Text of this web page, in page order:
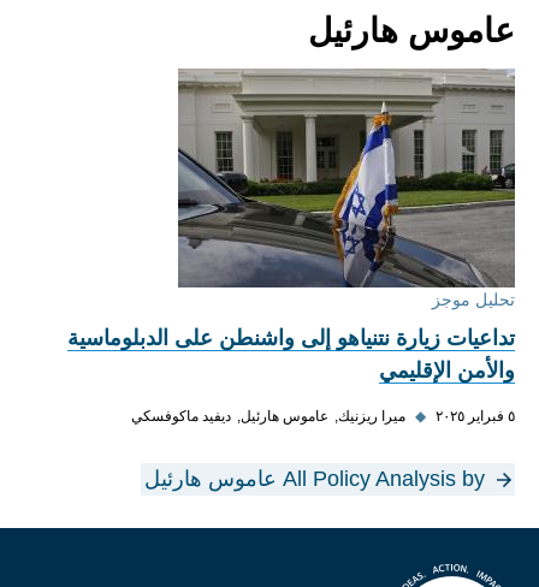
عاموس هارئيل
تحليل موجز
تداعيات زيارة نتنياهو إلى واشنطن على الدبلوماسية
والأمن الإقليمي
٥ فبراير ٢٠٢٥ ◆ ميرا ريزنيك عاموس هارئيل ديفيد ماكوفسكي
All Policy Analysis by عاموس هارئيل